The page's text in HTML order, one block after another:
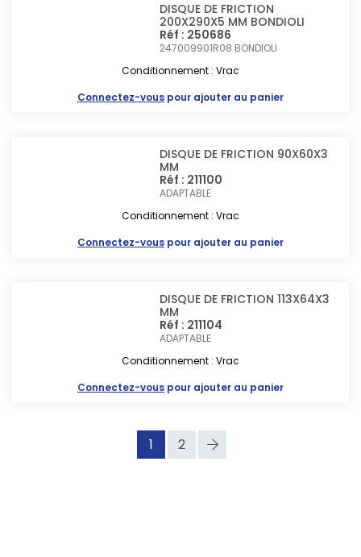
DISQUE DE FRICTION
200X290X5 MM BONDIOLI
Réf : 250686
247009901R08 BONDIOLI
Conditionnement : Vrac
Connectez-vous pour ajouter au panier
DISQUE DE FRICTION 90X60X3
MM
Réf : 211100
ADAPTABLE
Conditionnement : Vrac
Connectez-vous pour ajouter au panier
DISQUE DE FRICTION 113X64X3
MM
Réf : 211104
ADAPTABLE
Conditionnement : Vrac
Connectez-vous pour ajouter au panier
1 2